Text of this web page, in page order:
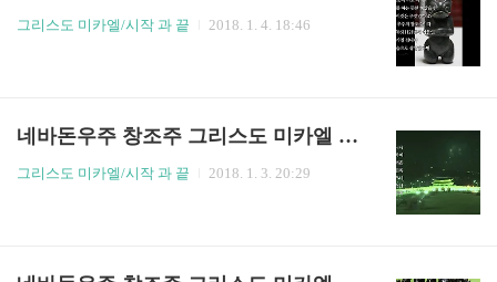
그리스도 미카엘/시작 과 끝 2018. 1. 4. 18:46
네바돈우주 창조주 그리스도 미카엘 대한민국 사랑
그리스도 미카엘/시작 과 끝 2018. 1. 3. 20:29